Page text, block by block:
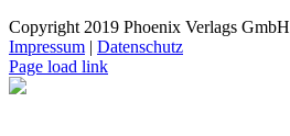
Copyright 2019 Phoenix Verlags GmbH
Impressum | Datenschutz
Page load link